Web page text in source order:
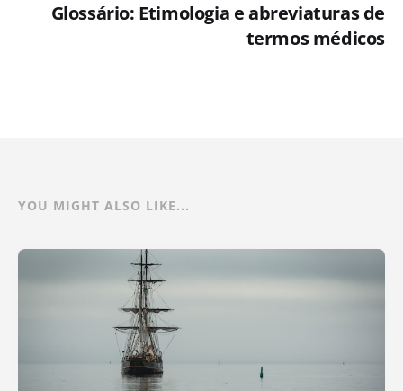
Glossário: Etimologia e abreviaturas de
termos médicos
YOU MIGHT ALSO LIKE...